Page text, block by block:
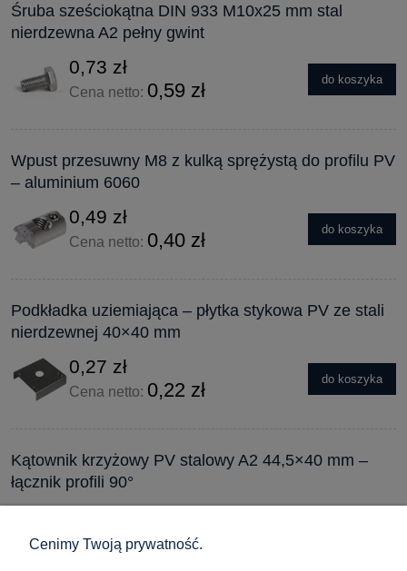
Śruba sześciokątna DIN 933 M10x25 mm stal
nierdzewna A2 pełny gwint
0,73 zł
Cena netto: 0,59 zł do koszyka
Wpust przesuwny M8 z kulką sprężystą do profilu PV
– aluminium 6060
0,49 zł
Cena netto: 0,40 zł do koszyka
Podkładka uziemiająca – płytka stykowa PV ze stali
nierdzewnej 40×40 mm
0,27 zł
Cena netto: 0,22 zł do koszyka
Kątownik krzyżowy PV stalowy A2 44,5×40 mm –
łącznik profili 90°
Cena netto:4,35 zł
Cenimy Twoją prywatność.